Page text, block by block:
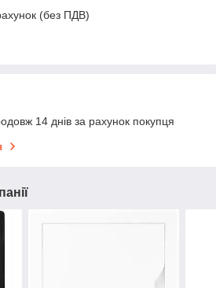
(без ПДВ)
14 днів за рахунок покупця